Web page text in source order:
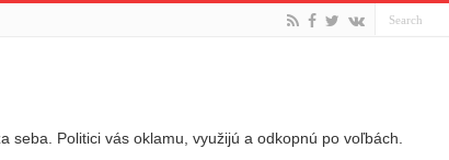
Politici vás oklamu, využijú a odkopnú po voľbách.